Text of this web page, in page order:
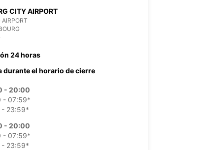
CITY AIRPORT
24 horas
durante el horario de cierre
- 20:00
- 07:59*
- 23:59*
- 20:00
- 07:59*
- 23:59*